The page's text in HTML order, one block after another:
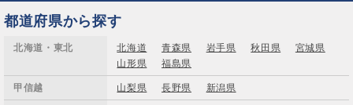
都道府県から探す
北海道・東北 北海道 青森県 岩手県 秋田県
宮城県
山形県
福島県
甲信越 山梨県 長野県 新潟県